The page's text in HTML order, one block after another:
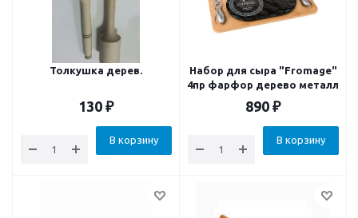
Толкушка дерев.
130 ₽
В корзину
Набор для сыра "Fromage"
4пр фарфор дерево металл
890 ₽
В корзину